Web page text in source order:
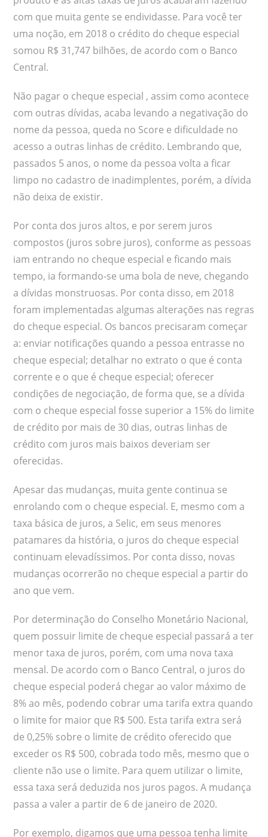
com que muita gente se endividasse. Para você ter
uma noção, em 2018 o crédito do cheque especial
somou R$ 31,747 bilhões, de acordo com o Banco
Central.
Não pagar o cheque especial , assim como acontece
com outras dívidas, acaba levando a negativação do
nome da pessoa, queda no Score e dificuldade no
acesso a outras linhas de crédito. Lembrando que,
passados 5 anos, o nome da pessoa volta a ficar
limpo no cadastro de inadimplentes, porém, a dívida
não deixa de existir.
Por conta dos juros altos, e por serem juros
compostos (juros sobre juros), conforme as pessoas
iam entrando no cheque especial e ficando mais
tempo, ia formando-se uma bola de neve, chegando
a dívidas monstruosas. Por conta disso, em 2018
foram implementadas algumas alterações nas regras
do cheque especial. Os bancos precisaram começar
a: enviar notificações quando a pessoa entrasse no
cheque especial; detalhar no extrato o que é conta
corrente e o que é cheque especial; oferecer
condições de negociação, de forma que, se a dívida
com o cheque especial fosse superior a 15% do limite
de crédito por mais de 30 dias, outras linhas de
crédito com juros mais baixos deveriam ser
oferecidas.
Apesar das mudanças, muita gente continua se
enrolando com o cheque especial. E, mesmo com a
taxa básica de juros, a Selic, em seus menores
patamares da história, o juros do cheque especial
continuam elevadíssimos. Por conta disso, novas
mudanças ocorrerão no cheque especial a partir do
ano que vem.
Por determinação do Conselho Monetário Nacional,
quem possuir limite de cheque especial passará a ter
menor taxa de juros, porém, com uma nova taxa
mensal. De acordo com o Banco Central, o juros do
cheque especial poderá chegar ao valor máximo de
8% ao mês, podendo cobrar uma tarifa extra quando
o limite for maior que R$ 500. Esta tarifa extra será
de 0,25% sobre o limite de crédito oferecido que
exceder os R$ 500, cobrada todo mês, mesmo que o
cliente não use o limite. Para quem utilizar o limite,
essa taxa será deduzida nos juros pagos. A mudança
passa a valer a partir de 6 de janeiro de 2020.
Por exemplo, digamos que uma pessoa tenha limite